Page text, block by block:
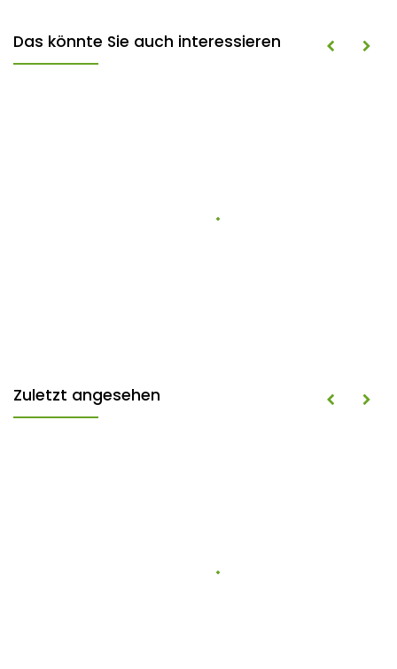
Das könnte Sie auch interessieren
Zuletzt angesehen